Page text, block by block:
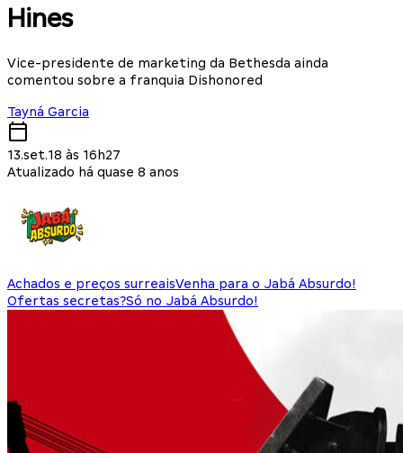
Hines
Vice-presidente de marketing da Bethesda ainda
comentou sobre a franquia Dishonored
Tayná Garcia
13.set.18 às 16h27
Atualizado há quase 8 anos
Achados e preços surreaisVenha para o Jabá Absurdo!
Ofertas secretas?Só no Jabá Absurdo!